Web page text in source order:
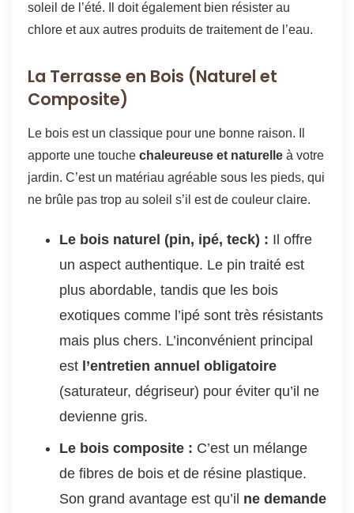
soleil de l’été. Il doit également bien résister au
chlore et aux autres produits de traitement de l’eau.
La Terrasse en Bois (Naturel et
Composite)
Le bois est un classique pour une bonne raison. Il
apporte une touche chaleureuse et naturelle à votre
jardin. C’est un matériau agréable sous les pieds, qui
ne brûle pas trop au soleil s’il est de couleur claire.
Le bois naturel (pin, ipé, teck) : Il offre
un aspect authentique. Le pin traité est
plus abordable, tandis que les bois
exotiques comme l’ipé sont très résistants
mais plus chers. L’inconvénient principal
est l’entretien annuel obligatoire
(saturateur, dégriseur) pour éviter qu’il ne
devienne gris.
Le bois composite : C’est un mélange
de fibres de bois et de résine plastique.
Son grand avantage est qu’il ne demande